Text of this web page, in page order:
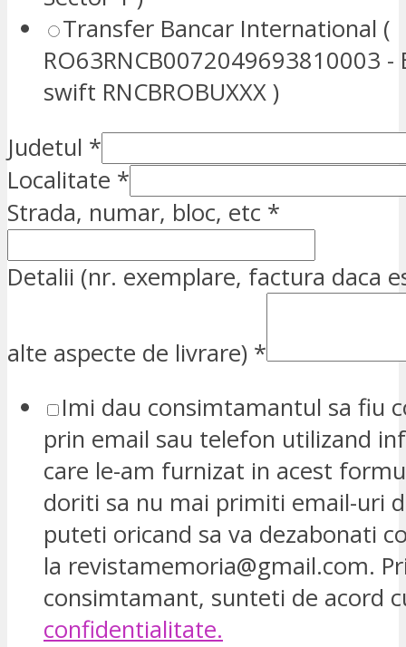
Transfer Bancar International (
RO63RNCB0072049693810003 -
swift RNCBROBUXXX )
Judetul *
Localitate *
Strada, numar, bloc, etc *
Detalii (nr. exemplare, factura daca
alte aspecte de livrare) *
Imi dau consimtamantul sa fiu
prin email sau telefon utilizand
care le-am furnizat in acest
doriti sa nu mai primiti email-uri
puteti oricand sa va dezabonati
la revistamemoria@gmail.com.
consimtamant, sunteti de acord
confidentialitate.